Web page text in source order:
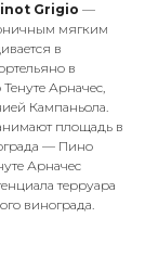
Grigio —
мягким
в
в
Арначес,
Кампаньола.
площадь в
— Пино
Арначес
терруара
винограда.